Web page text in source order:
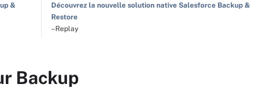
&
Découvrez la nouvelle solution native Salesforce Backup &
Restore
–Replay
Backup